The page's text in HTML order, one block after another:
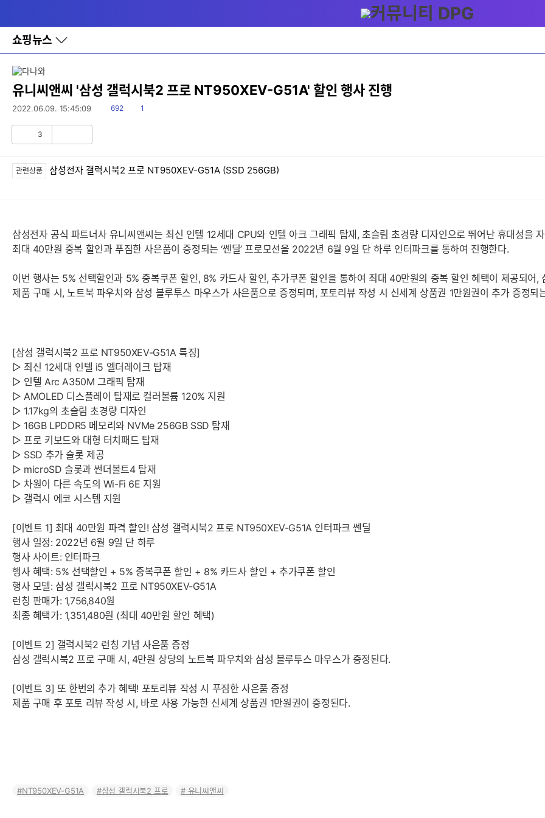
와
홈
쇼핑뉴스
바
로
레
이
어
토
유니씨앤씨 '삼성 갤럭시북2 프로 NT950XEV-G51A' 할인 행사 진행
2022.06.09. 15:45:09
읽
692
댓1
3
관련상품
삼성전자 갤럭시북2 프로 NT950XEV-G51A (SSD 256GB)
삼성전자 공식 파트너사 유니씨앤씨는 최신 인텔 12세대 CPU와 인텔 아크 그래픽 탑재, 초슬림 초경량 디자인으로 뛰어난 휴대성
최대 40만원 중복 할인과 푸짐한 사은품이 증정되는 ‘쎈딜’ 프로모션을 2022년 6월 9일 단 하루 인터파크를 통하여 진행한다.
이번 행사는 5% 선택할인과 5% 중복쿠폰 할인, 8% 카드사 할인, 추가쿠폰 할인을 통하여 최대 40만원의 중복 할인 혜택이 제공되어
제품 구매 시, 노트북 파우치와 삼성 블루투스 마우스가 사은품으로 증정되며, 포토리뷰 작성 시 신세계 상품권 1만원권이 추가 증정되
[삼성 갤럭시북2 프로 NT950XEV-G51A 특징]
▷ 최신 12세대 인텔 i5 엘더레이크 탑재
▷ 인텔 Arc A350M 그래픽 탑재
▷ AMOLED 디스플레이 탑재로 컬러볼륨 120% 지원
▷ 1.17kg의 초슬림 초경량 디자인
▷ 16GB LPDDR5 메모리와 NVMe 256GB SSD 탑재
▷ 프로 키보드와 대형 터치패드 탑재
▷ SSD 추가 슬롯 제공
▷ microSD 슬롯과 썬더볼트4 탑재
▷ 차원이 다른 속도의 Wi-Fi 6E 지원
▷ 갤럭시 에코 시스템 지원
[이벤트 1] 최대 40만원 파격 할인! 삼성 갤럭시북2 프로 NT950XEV-G51A 인터파크 쎈딜
행사 일정: 2022년 6월 9일 단 하루
행사 사이트: 인터파크
행사 혜택: 5% 선택할인 + 5% 중복쿠폰 할인 + 8% 카드사 할인 + 추가쿠폰 할인
행사 모델: 삼성 갤럭시북2 프로 NT950XEV-G51A
런칭 판매가: 1,756,840원
최종 혜택가: 1,351,480원 (최대 40만원 할인 혜택)
[이벤트 2] 갤럭시북2 런칭 기념 사은품 증정
삼성 갤럭시북2 프로 구매 시, 4만원 상당의 노트북 파우치와 삼성 블루투스 마우스가 증정된다.
[이벤트 3] 또 한번의 추가 혜택! 포토리뷰 작성 시 푸짐한 사은품 증정
제품 구매 후 포토 리뷰 작성 시, 바로 사용 가능한 신세계 상품권 1만원권이 증정된다.
NT950XEV-G51A 삼성 갤럭시북2 프로 유니씨앤씨